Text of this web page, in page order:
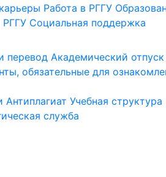
Работа в РГГУ
РГГУ Социальная поддержка
перевод Академический отпуск
обязательные для
Антиплагиат Учебная структура
служба